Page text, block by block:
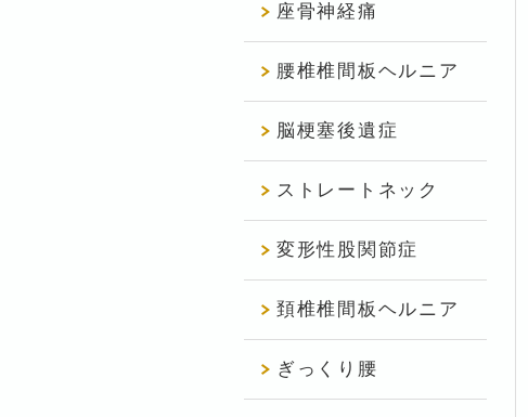
座骨神経痛
腰椎椎間板ヘルニア
脳梗塞後遺症
ストレートネック
変形性股関節症
頚椎椎間板ヘルニア
ぎっくり腰